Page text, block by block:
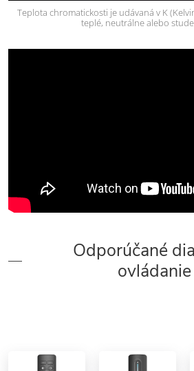
Teplota chromatickosti je udávaná v K
teplé, neutrálne alebo
Odporúčané
ovládanie